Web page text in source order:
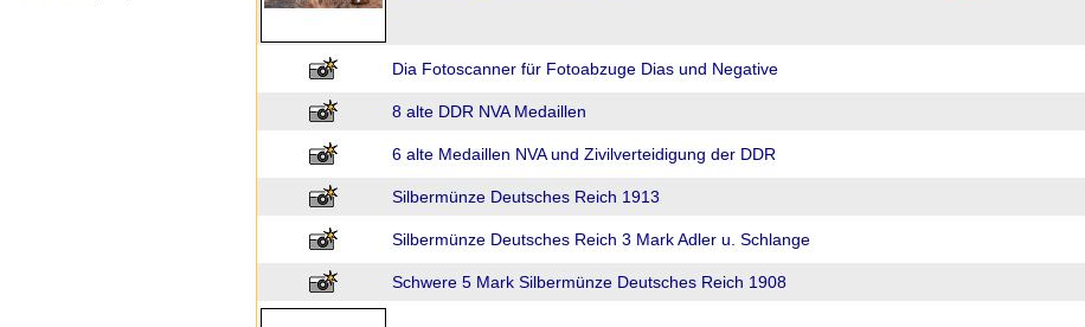
Dia Fotoscanner für Fotoabzuge Dias und Negative
8 alte DDR NVA Medaillen
6 alte Medaillen NVA und Zivilverteidigung der DDR
Silbermünze Deutsches Reich 1913
Silbermünze Deutsches Reich 3 Mark Adler u. Schlange
Schwere 5 Mark Silbermünze Deutsches Reich 1908